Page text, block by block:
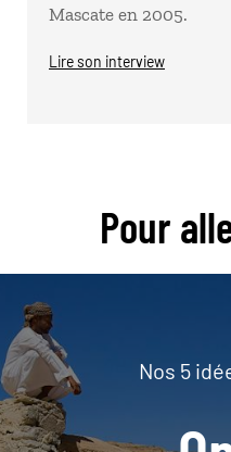
Mascate en 2005.
Lire son interview
Pour
Nos 5